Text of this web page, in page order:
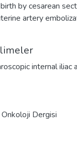
by cesarean
artery
internal iliac
Dergisi